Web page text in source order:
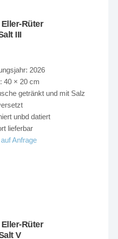
Rüter
III
2026
40 × 20 cm
getränkt und mit Salz
unbd datiert
lieferbar
Anfrage
Rüter
V